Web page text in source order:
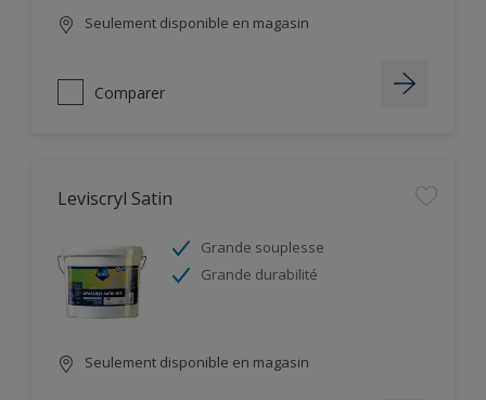
Seulement disponible en magasin
Comparer
Leviscryl Satin
Grande souplesse
Grande durabilité
Seulement disponible en magasin